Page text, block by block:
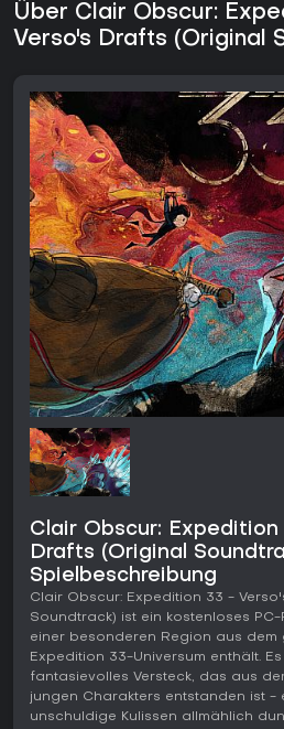
Über Clair Obscur:
Verso's Drafts (Original
Clair Obscur: Expedition
Drafts (Original
Spielbeschreibung
Clair Obscur: Expedition 33 -
Soundtrack) ist ein kostenloses
einer besonderen Region aus dem
Expedition 33-Universum enthält.
fantasievolles Versteck, das aus
jungen Charakters entstanden ist -
unschuldige Kulissen allmählich